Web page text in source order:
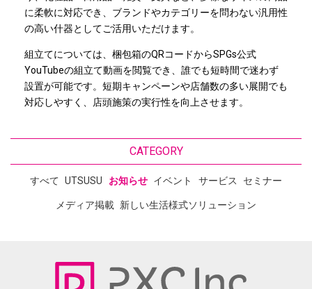
に柔軟に対応でき、ブランドやカテゴリーを問わない汎用性
の高い什器としてご活用いただけます。
組立てについては、梱包箱のQRコードからSPGs公式
YouTubeの組立て動画を閲覧でき、誰でも短時間で迷わず
設置が可能です。短期キャンペーンや店舗数の多い展開でも
対応しやすく、店頭施策の実行性を向上させます。
CATEGORY
すべて UTSUSU お知らせ イベント サービス セミナー
メディア掲載 新しい生活様式ソリューション